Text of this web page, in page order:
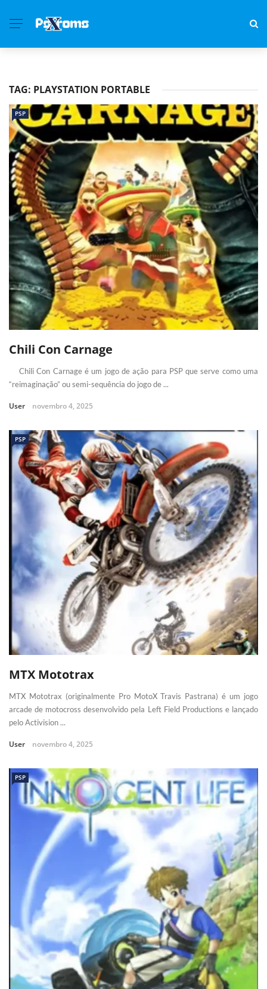
TAG: PLAYSTATION PORTABLE
PSP
Chili Con Carnage
Chili Con Carnage é um jogo de ação para PSP que serve como uma
“reimaginação” ou semi-sequência do jogo de ...
User novembro 4, 2025
PSP
MTX Mototrax
MTX Mototrax (originalmente Pro MotoX Travis Pastrana) é um jogo
arcade de motocross desenvolvido pela Left Field Productions e lançado
pelo Activision ...
User novembro 4, 2025
PSP